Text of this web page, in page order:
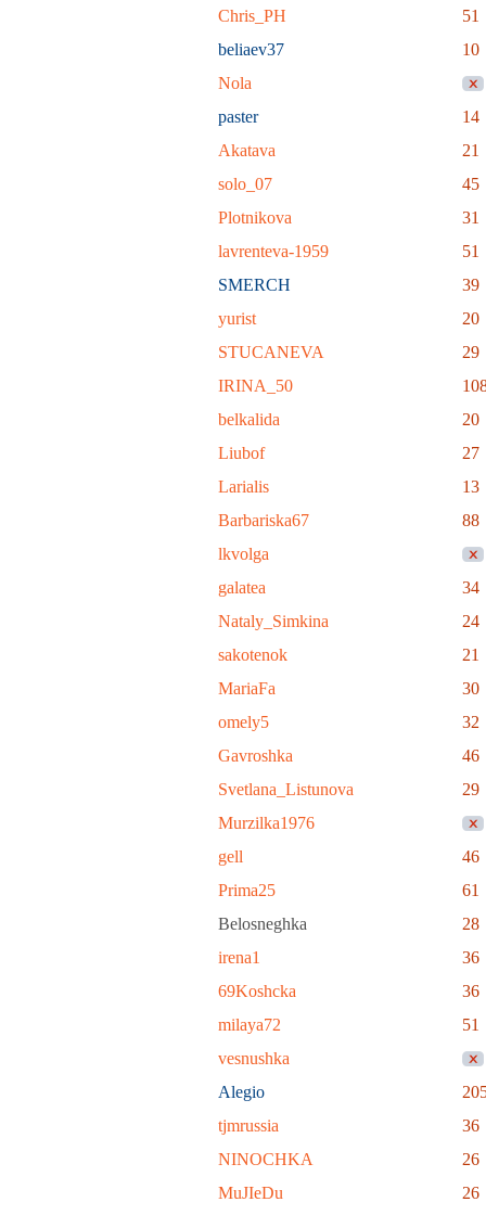
Chris_PH
51
beliaev37
10
Nola
paster
14
Akatava
21
solo_07
45
Plotnikova
31
lavrenteva-1959
51
SMERCH
39
yurist
20
STUCANEVA
29
IRINA_50
belkalida
20
Liubof
27
Larialis
13
Barbariska67
88
lkvolga
galatea
34
Nataly_Simkina
24
sakotenok
21
MariaFa
30
omely5
32
Gavroshka
46
Svetlana_Listunova
29
Murzilka1976
gell
46
Prima25
61
Belosneghka
28
irena1
36
69Koshcka
36
milaya72
51
vesnushka
Alegio
tjmrussia
36
NINOCHKA
26
MuJIeDu
26